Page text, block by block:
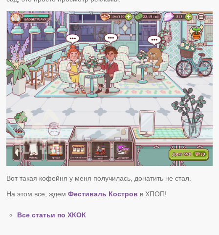
Вот такая кофейня у меня получилась, донатить не стал.
На этом все, ждемФестиваль Костров в ХПОП!
Все статьи по ХКОК